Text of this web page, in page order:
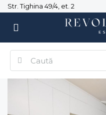
Str. Tighina 49/4, et. 2